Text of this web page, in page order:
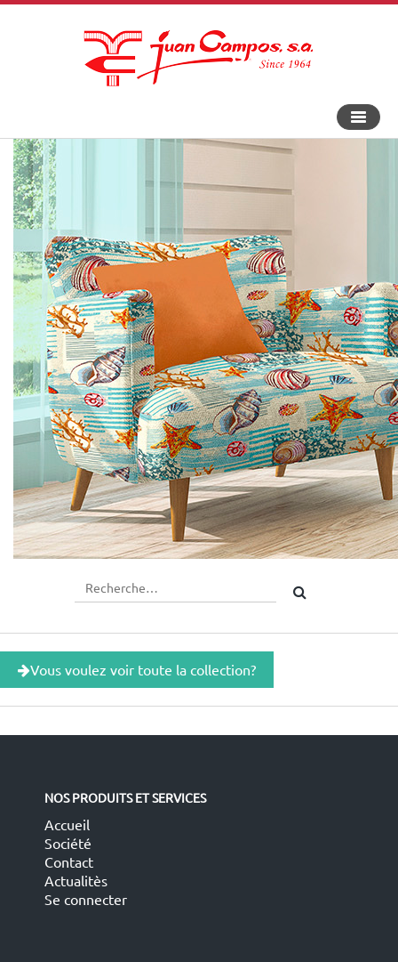
la
Vous voulez voir toute la collection?
NOS PRODUITS ET SERVICES
Accueil
Société
Contact
Actualitès
Se connecter